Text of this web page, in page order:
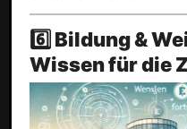
6️⃣ Bildung &
Wissen für die